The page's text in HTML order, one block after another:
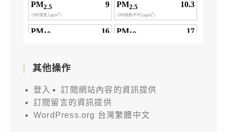
其他操作
登入
訂閱網站內容的資訊提供
訂閱留言的資訊提供
WordPress.org 台灣繁體中文